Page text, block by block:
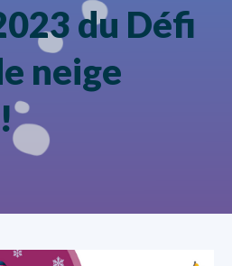
du Défi
neige